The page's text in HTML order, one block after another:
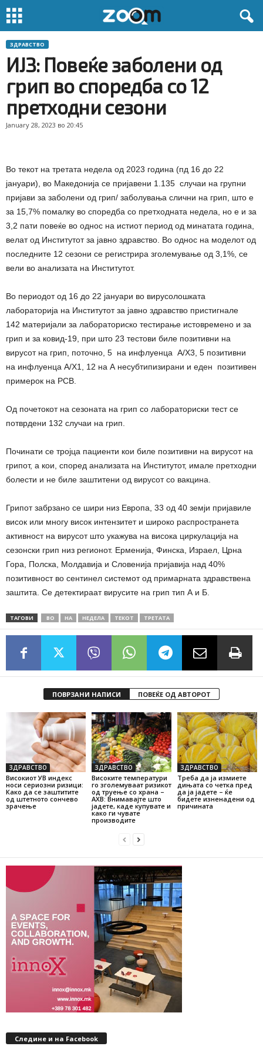
ЗДРАВСТВО
ИЈЗ: Повеќе заболени од
грип во споредба со 12
претходни сезони
January 28, 2023 во 20:45
Во текот на третата недела од 2023 година (пд 16 до 22
јануари), во Македонија се пријавени 1.135 случаи на групни
пријави за заболени од грип/ заболувања слични на грип, што е
за 15,7% помалку во споредба со претходната недела, но е и за
3,2 пати повеќе во однос на истиот период од минатата година,
велат од Институтот за јавно здравство. Во однос на моделот од
последните 12 сезони се регистрира зголемување од 3,1%, се
вели во анализата на Институтот.
Во периодот од 16 до 22 јануари во вирусолошката
лабораторија на Институтот за јавно здравство пристигнале
142 материјали за лабораториско тестирање истовремено и за
грип и за ковид-19, при што 23 тестови биле позитивни на
вирусот на грип, поточно, 5 на инфлуенца A/Х3, 5 позитивни
на инфлуенца А/Х1, 12 на А несубтипизирани и еден позитивен
примерок на РСВ.
Од почетокот на сезоната на грип со лабораториски тест се
потврдени 132 случаи на грип.
Починати се тројца пациенти кои биле позитивни на вирусот на
грипот, а кои, според анализата на Институтот, имале претходни
болести и не биле заштитени од вирусот со вакцина.
Грипот забрзано се шири низ Европа, 33 од 40 земји пријавиле
висок или многу висок интензитет и широко распространета
активност на вирусот што укажува на висока циркулација на
сезонски грип низ регионот. Ерменија, Финска, Израел, Црна
Гора, Полска, Молдавија и Словенија пријавија над 40%
позитивност во сентинел системот од примарната здравствена
заштита. Се детектираат вирусите на грип тип А и Б.
ТАГОВИ ВО НА НЕДЕЛА ТЕКОТ ТРЕТАТА
ПОВРЗАНИ НАПИСИ ПОВЕЌЕ ОД АВТОРОТ
ЗДРАВСТВО
Високиот УВ индекс
носи сериозни ризици:
Како да се заштитите
од штетното сончево
зрачење
ЗДРАВСТВО
Високите температури
го зголемуваат ризикот
од труење со храна –
АХВ: Внимавајте што
јадете, каде купувате и
како ги чувате
производите
ЗДРАВСТВО
Треба да ја измиете
дињата со четка пред
да ја јадете – ќе
бидете изненадени од
причината
Следине и на Facebook